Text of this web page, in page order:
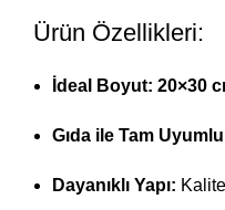
Ürün Özellikleri:
İdeal Boyut: 20×30
Gıda ile Tam
Dayanıklı Yapı: